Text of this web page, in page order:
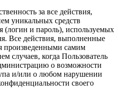
за все действия,
уникальных средств
(логин и пароль), используемых
Все действия, выполненные
произведенными самим
случаев, когда Пользователь
о возможности
и/или о любом нарушении
своего